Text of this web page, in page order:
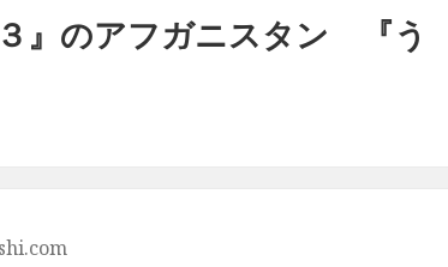
３』のアフガニスタン 『う